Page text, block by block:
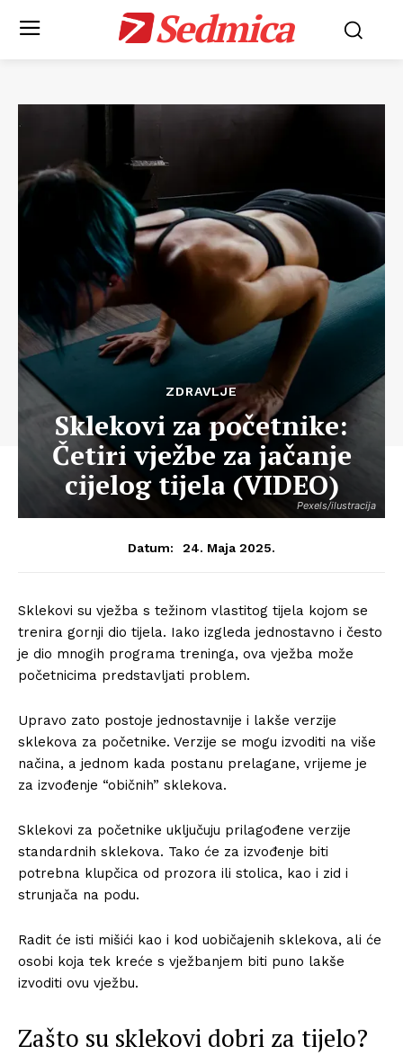
Sedmica
Pexels/ilustracija
ZDRAVLJE
Sklekovi za početnike:
Četiri vježbe za jačanje
cijelog tijela (VIDEO)
Datum: 24. Maja 2025.
Sklekovi su vježba s težinom vlastitog tijela kojom se
trenira gornji dio tijela. Iako izgleda jednostavno i često
je dio mnogih programa treninga, ova vježba može
početnicima predstavljati problem.
Upravo zato postoje jednostavnije i lakše verzije
sklekova za početnike. Verzije se mogu izvoditi na više
načina, a jednom kada postanu prelagane, vrijeme je
za izvođenje “običnih” sklekova.
Sklekovi za početnike uključuju prilagođene verzije
standardnih sklekova. Tako će za izvođenje biti
potrebna klupčica od prozora ili stolica, kao i zid i
strunjača na podu.
Radit će isti mišići kao i kod uobičajenih sklekova, ali će
osobi koja tek kreće s vježbanjem biti puno lakše
izvoditi ovu vježbu.
Zašto su sklekovi dobri za tijelo?